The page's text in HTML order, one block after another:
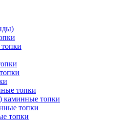
топки
каминные топки
топки
топки